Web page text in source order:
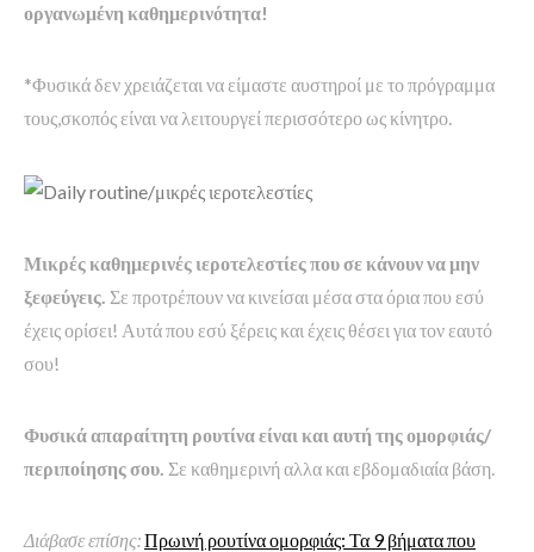
οργανωμένη καθημερινότητα!
*Φυσικά δεν χρειάζεται να είμαστε αυστηροί με το πρόγραμμα
τους,σκοπός είναι να λειτουργεί περισσότερο ως κίνητρο.
Μικρές καθημερινές ιεροτελεστίες που σε κάνουν να μην
ξεφεύγεις. Σε προτρέπουν να κινείσαι μέσα στα όρια που εσύ
έχεις ορίσει! Αυτά που εσύ ξέρεις και έχεις θέσει για τον εαυτό
σου!
Φυσικά απαραίτητη ρουτίνα είναι και αυτή της ομορφιάς/
περιποίησης σου. Σε καθημερινή αλλα και εβδομαδιαία βάση.
Διάβασε επίσης:Πρωινή ρουτίνα ομορφιάς: Τα 9 βήματα που